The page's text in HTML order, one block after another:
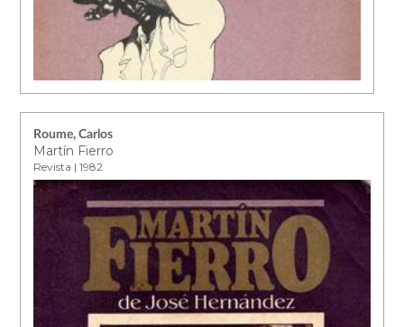
Roume, Carlos
Martín Fierro
Revista | 1982